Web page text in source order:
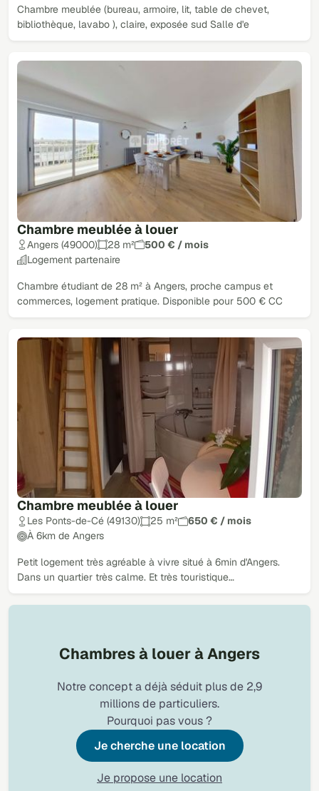
Chambre meublée (bureau, armoire, lit, table de chevet,
bibliothèque, lavabo ), claire, exposée sud Salle d'e
Chambre meublée à louer
Angers (49000) 28 m²
500 € / mois
Logement partenaire
Chambre étudiant de 28 m² à Angers, proche campus et
commerces, logement pratique. Disponible pour 500 € CC
Chambre meublée à louer
Les Ponts-de-Cé (49130) 25 m²
650 € / mois
À 6km de Angers
Petit logement très agréable à vivre situé à 6min d'Angers.
Dans un quartier très calme. Et très touristique…
Chambres à louer à Angers
Notre concept a déjà séduit plus de 2,9
millions de particuliers.
Pourquoi pas vous ?
Je cherche une location
Je propose une location